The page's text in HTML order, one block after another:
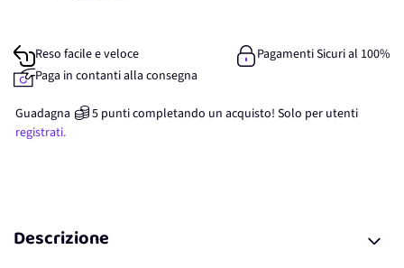
Reso facile e veloce
Pagamenti Sicuri al 100%
Paga in contanti alla consegna
Guadagna 5 punticompletando un acquisto! Solo per utenti
registrati.
Descrizione